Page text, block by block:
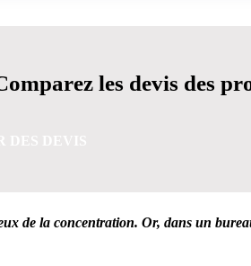
les devis des
de la concentration. Or, dans un